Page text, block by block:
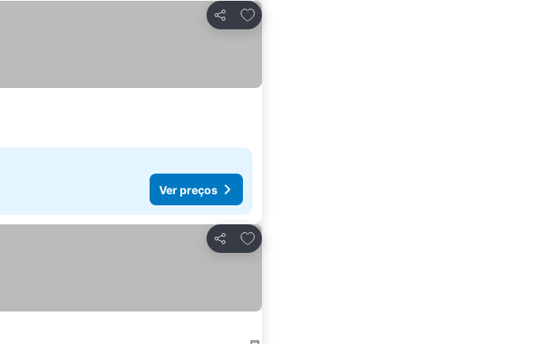
Partilhar
Adicionar aos favoritos
Ver preços
Partilhar
Adicionar aos favoritos